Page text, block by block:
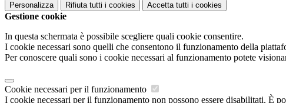
Personalizza Rifiuta tutti i cookies Accetta tutti i cookies
Gestione cookie
In questa schermata è possibile scegliere quali cookie consentire.
I cookie necessari sono quelli che consentono il funzionamento della
Per conoscere quali sono i cookie necessari al funzionamento potete
Cookie necessari per il funzionamento
I cookie necessari per il funzionamento non possono essere disabilitati. È